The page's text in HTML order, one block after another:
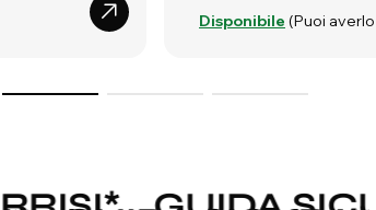
Disponibile (Puoi averlo